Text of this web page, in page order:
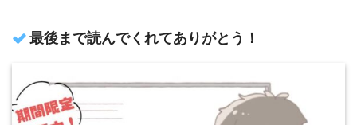
最後まで読んでくれてありがとう！